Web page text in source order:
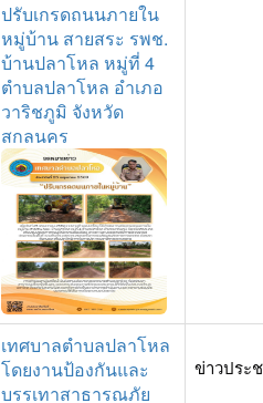
ปรับเกรดถนนภายใน
หมู่บ้าน สายสระ รพช.
บ้านปลาโหล หมู่ที่ 4
ตำบลปลาโหล อำเภอ
วาริชภูมิ จังหวัด
สกลนคร
เทศบาลตำบลปลาโหล
โดยงานป้องกันและ
บรรเทาสาธารณภัย
ข่าวประ